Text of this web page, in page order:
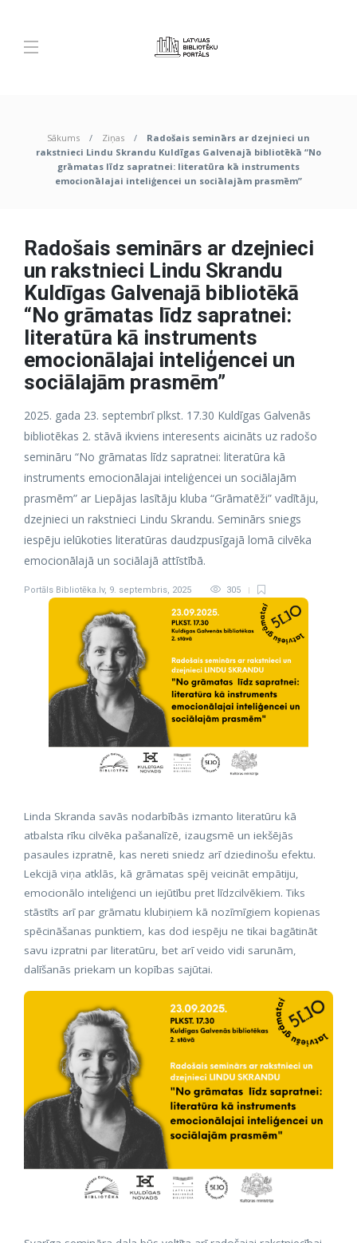
Sākums Ziņas
Radošais seminārs ar dzejnieci un
rakstnieci Lindu Skrandu Kuldīgas Galvenajā bibliotēkā “No
grāmatas līdz sapratnei: literatūra kā instruments
emocionālajai inteliģencei un sociālajām prasmēm”
Radošais seminārs ar dzejnieci
un rakstnieci Lindu Skrandu
Kuldīgas Galvenajā bibliotēkā
“No grāmatas līdz sapratnei:
literatūra kā instruments
emocionālajai inteliģencei un
sociālajām prasmēm”
2025. gada 23. septembrī plkst. 17.30 Kuldīgas Galvenās
bibliotēkas 2. stāvā ikviens interesents aicināts uz radošo
semināru “No grāmatas līdz sapratnei: literatūra kā
instruments emocionālajai inteliģencei un sociālajām
prasmēm” ar Liepājas lasītāju kluba “Grāmatēži” vadītāju,
dzejnieci un rakstnieci Lindu Skrandu. Seminārs sniegs
iespēju ielūkoties literatūras daudzpusīgajā lomā cilvēka
emocionālajā un sociālajā attīstībā.
Portāls Bibliotēka.lv, 9. septembris, 2025 305
Linda Skranda savās nodarbībās izmanto literatūru kā
atbalsta rīku cilvēka pašanalīzē, izaugsmē un iekšējās
pasaules izpratnē, kas nereti sniedz arī dziedinošu efektu.
Lekcijā viņa atklās, kā grāmatas spēj veicināt empātiju,
emocionālo inteliģenci un iejūtību pret līdzcilvēkiem. Tiks
stāstīts arī par grāmatu klubiņiem kā nozīmīgiem kopienas
spēcināšanas punktiem, kas dod iespēju ne tikai bagātināt
savu izpratni par literatūru, bet arī veido vidi sarunām,
dalīšanās priekam un kopības sajūtai.